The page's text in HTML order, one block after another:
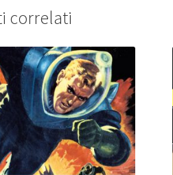
correlati